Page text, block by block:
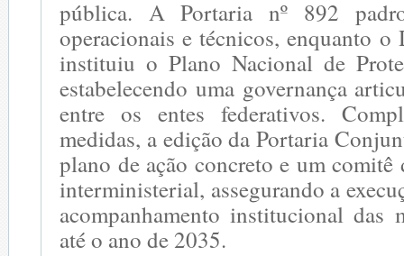
pública. A Portaria nº 892
operacionais e técnicos, enquanto o
instituiu o Plano Nacional de
estabelecendo uma governança
entre os entes federativos.
medidas, a edição da Portaria
plano de ação concreto e um comitê
interministerial, assegurando a
acompanhamento institucional das
até o ano de 2035.